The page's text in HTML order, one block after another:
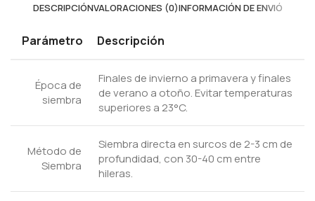
DESCRIPCIÓNVALORACIONES (0)INFORMACIÓN DE ENVIÓ
Parámetro Descripción
Época de
siembra
Finales de invierno a primavera y finales
de verano a otoño. Evitar temperaturas
superiores a 23°C.
Método de
Siembra
Siembra directa en surcos de 2-3 cm de
profundidad, con 30-40 cm entre
hileras.